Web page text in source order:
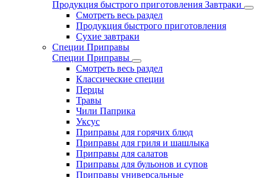
Продукция быстрого приготовления Завтраки
Смотреть весь раздел
Продукция быстрого приготовления
Сухие завтраки
Специи Приправы
Специи Приправы
Смотреть весь раздел
Классические специи
Перцы
Травы
Чили Паприка
Уксус
Приправы для горячих блюд
Приправы для гриля и шашлыка
Приправы для салатов
Приправы для бульонов и супов
Приправы универсальные